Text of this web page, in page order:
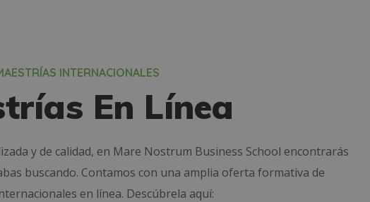
INTERNACIONALES
En Línea
y de calidad, en Mare Nostrum Business School encontrarás
buscando. Contamos con una amplia oferta formativa de
en línea. Descúbrela aquí: